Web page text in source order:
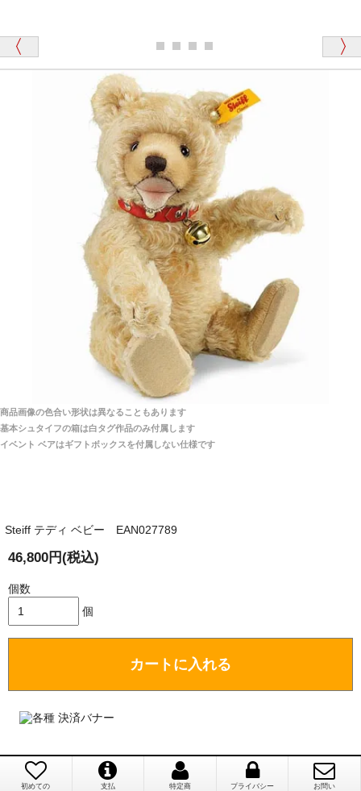
ディベアがいます。
「スクエーカー内蔵」と記載しておりますので、ぜひ
探してみてください。
シュタイフ社製品の実物を見ることはできますか？
当店はネット販売ですので実物をお見せすることが
できません。
海外からのお取り寄せと言うことですが、商品はきち
んと届きますか？
ご安心ください！商品は確実にお届けします。
商品は直接海外から届くのですか。受取の際、関税な
どはかかりますか？
商品は全て当店へ入荷させたのち欠品を行いお客様
宅へお届けします。
関税はすべて当店にて処理しますのでお客様のご負担
は一切ありません。
国内で一度検品をしますので、決済確認後、２～４
週間でのお届けとなります。
（稀に、通関手続き等に時間がかかり、納期が遅れる
ます。）
注文のキャンセルは可能ですか？
お取り寄せ商品となっておりますため、仕入先へ発
「前に買ったことがあったお店でしたので」
千葉県 U・Y 様 （女性）
「ChatGPTを利用したところ「くまの小屋」さ
んを紹介され…」
埼玉県 S・W 様
「送られる際にメールなどで届けて頂きとても
安心感がありました」
大阪府 Y・W 様 （男性）
「取り扱っているNetショップで一番信用出来
兵庫県 A・K 様 （女性）
「ベアちゃんの紹介分が丁寧に書かれていたこ
き、対応に誠実さを感じました」
商品画像の色合い形状は異なることもあります
基本シュタイフの箱は白タグ作品のみ付属します
イベント ベアはギフトボックスを付属しない仕様です
Steiff テディ ベビー EAN027789
46,800円(税込)
個数
個
カートに入れる
初めての 支払 特定商 プライバシー お問い